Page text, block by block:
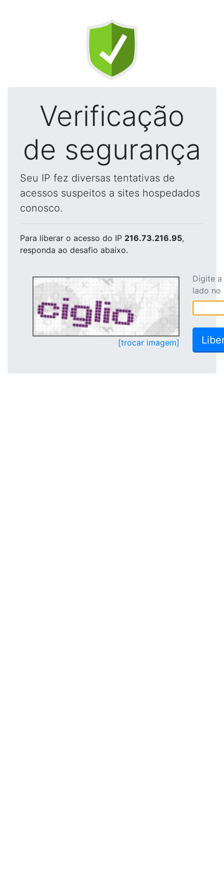
Verificação
de segurança
Seu IP fez diversas tentativas de
acessos suspeitos a sites hospedados
conosco.
Para liberar o acesso do IP 216.73.216.95,
responda ao desafio abaixo.
[trocar imagem]
Digite
lado no